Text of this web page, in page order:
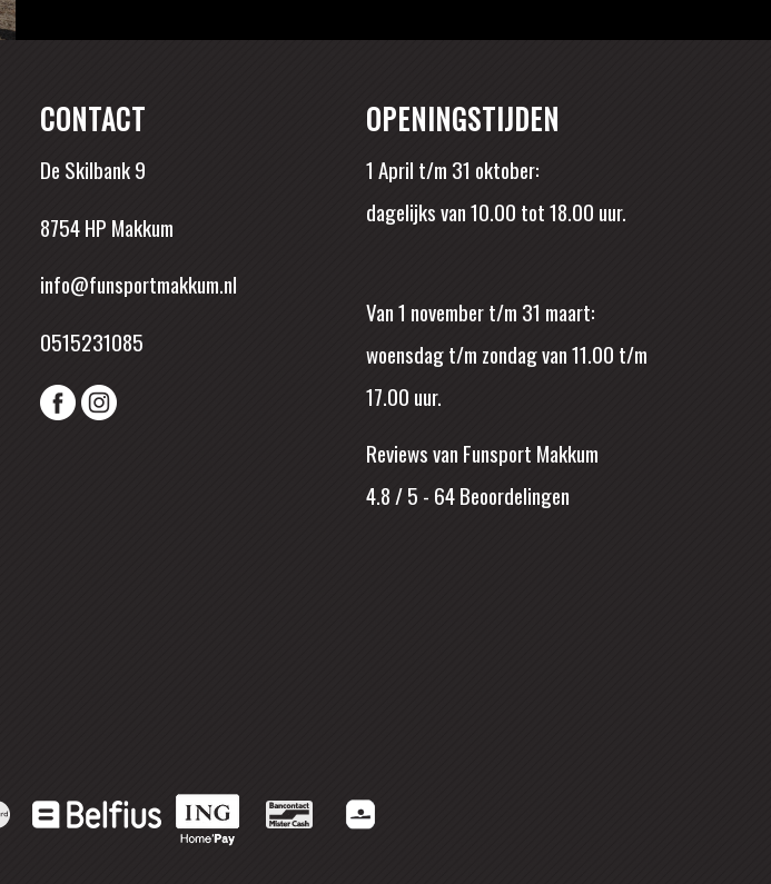
CONTACT
De Skilbank 9
8754 HP Makkum
info@funsportmakkum.nl
0515231085
OPENINGSTIJDEN
1 April t/m 31 oktober:
dagelijks van 10.00 tot 18.00 uur.
Van 1 november t/m 31 maart:
woensdag t/m zondag van 11.00 t/m
17.00 uur.
Reviews van Funsport Makkum
4.8 / 5 - 64Beoordelingen